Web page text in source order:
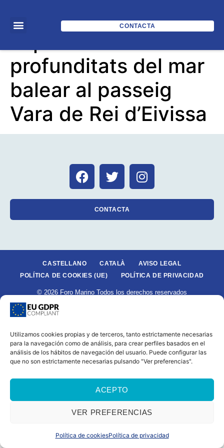
Utilizamos cookies propias y de terceros, tanto estrictamente necesarias
para la navegación como de análisis, para crear perfiles basados en el
análisis de los hábitos de navegación del usuario. Puede configurar las
que no son estrictamente necesarias pulsando "Ver preferencias".
ACEPTO
VER PREFERENCIAS
Política de cookiesPolítica de privacidad
CONTACTA
profunditats del mar
balear al passeig
Vara de Rei d’Eivissa
CONTACTA
CASTELLANO CATALÀ
AVISO LEGAL
POLÍTICA DE COOKIES (UE)
POLÍTICA DE PRIVACIDAD
© 2026 Foro Marino Todos los derechos reservados